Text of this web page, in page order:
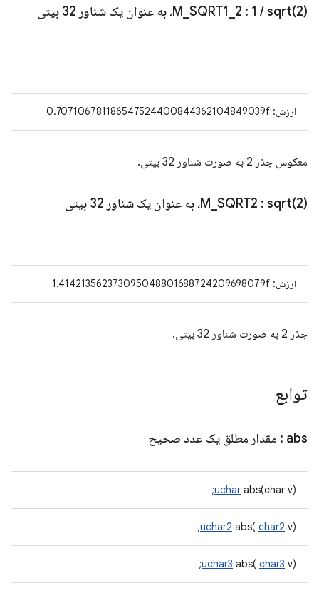
M SQRT1 2 : 1 /sqrt(2)، به عنوان یک شناور 32 بیتی
ارزش: 0.707106781186547524400844362104849039f
معکوس جذر 2 به صورت شناور 32 بیتی.
M SQRT2 : sqrt(2)، به عنوان یک شناور 32 بیتی
ارزش: 1.414213562373095048801688724209698079f
جذر 2 به صورت شناور 32 بیتی.
توابع
abs : مقدار مطلق یک عدد صحیح
uchar abs(char v);
uchar2 abs( char2 v);
uchar3 abs( char3 v);